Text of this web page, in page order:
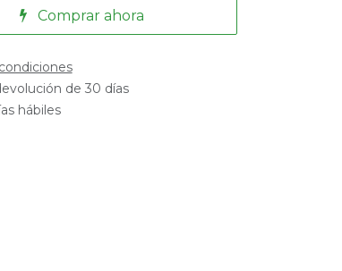
Comprar ahora
de 30 días
hábiles